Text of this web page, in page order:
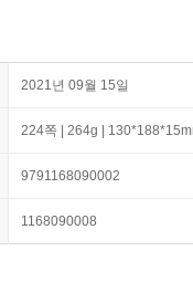
2021년 09월 15일
224쪽 | 264g |
9791168090002
1168090008